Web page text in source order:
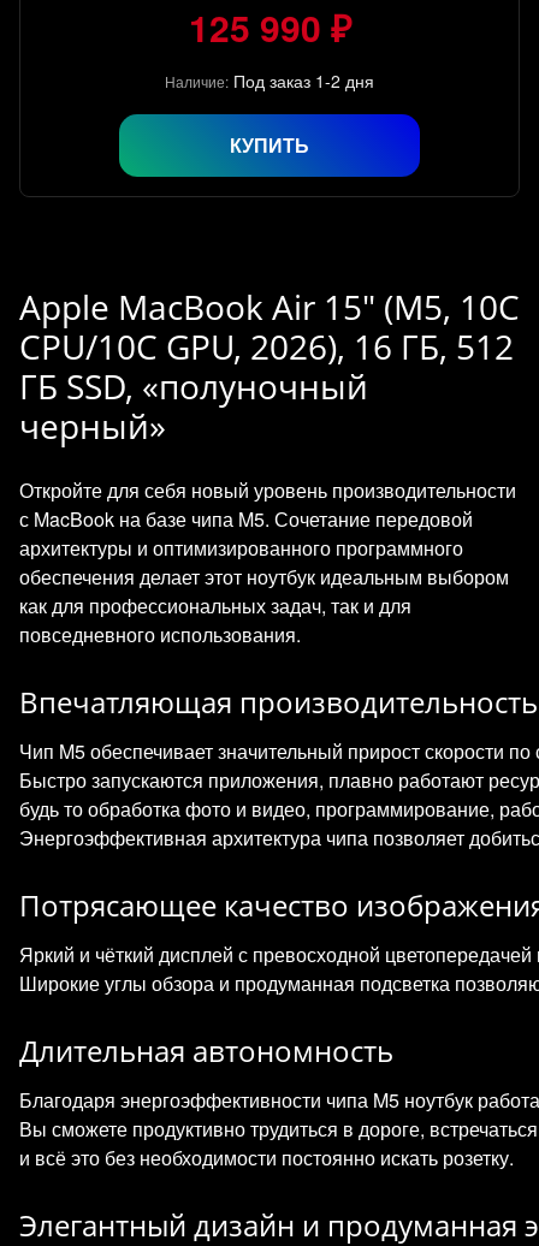
125 990 ₽
Наличие: Под заказ 1-2 дня
КУПИТЬ
Apple MacBook Air 15" (M5, 10C
CPU/10C GPU, 2026), 16 ГБ, 512
ГБ SSD, «полуночный
черный»
Откройте для себя новый уровень производительности
с MacBook на базе чипа M5. Сочетание передовой
архитектуры и оптимизированного программного
обеспечения делает этот ноутбук идеальным выбором
как для профессиональных задач, так и для
повседневного использования.
Впечатляющая производительность
Чип M5 обеспечивает значительный прирост скорости
Быстро запускаются приложения, плавно работают
будь то обработка фото и видео, программирование,
Энергоэффективная архитектура чипа позволяет
Потрясающее качество
Яркий и чёткий дисплей с превосходной
Широкие углы обзора и продуманная подсветка
Длительная автономность
Благодаря энергоэффективности чипа M5 ноутбук
Вы сможете продуктивно трудиться в дороге,
и всё это без необходимости постоянно искать розетку.
Элегантный дизайн и продуманная